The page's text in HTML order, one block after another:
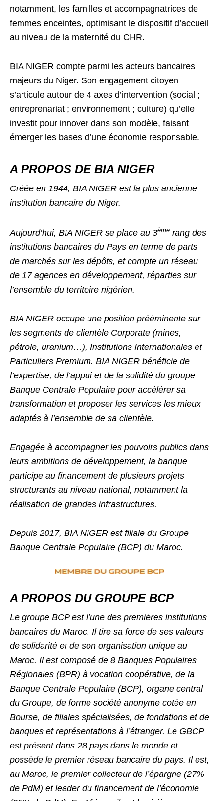
notamment, les familles et accompagnatrices de
femmes enceintes, optimisant le dispositif d’accueil
au niveau de la maternité du CHR.
BIA NIGER compte parmi les acteurs bancaires
majeurs du Niger. Son engagement citoyen
s’articule autour de 4 axes d’intervention (social ;
entreprenariat ; environnement ; culture) qu’elle
investit pour innover dans son modèle, faisant
émerger les bases d’une économie responsable.
A PROPOS DE BIA NIGER
Créée en 1944, BIA NIGER est la plus ancienne
institution bancaire du Niger.
Aujourd’hui, BIA NIGER se place au 3ème rang des
institutions bancaires du Pays en terme de parts
de marchés sur les dépôts, et compte un réseau
de 17 agences en développement, réparties sur
l’ensemble du territoire nigérien.
BIA NIGER occupe une position prééminente sur
les segments de clientèle Corporate (mines,
pétrole, uranium…), Institutions Internationales et
Particuliers Premium. BIA NIGER bénéficie de
l’expertise, de l’appui et de la solidité du groupe
Banque Centrale Populaire pour accélérer sa
transformation et proposer les services les mieux
adaptés à l’ensemble de sa clientèle.
Engagée à accompagner les pouvoirs publics dans
leurs ambitions de développement, la banque
participe au financement de plusieurs projets
structurants au niveau national, notamment la
réalisation de grandes infrastructures.
Depuis 2017, BIA NIGER est filiale du Groupe
Banque Centrale Populaire (BCP) du Maroc.
A PROPOS DU GROUPE BCP
Le groupe BCP est l’une des premières institutions
bancaires du Maroc. Il tire sa force de ses valeurs
de solidarité et de son organisation unique au
Maroc. Il est composé de 8 Banques Populaires
Régionales (BPR) à vocation coopérative, de la
Banque Centrale Populaire (BCP), organe central
du Groupe, de forme société anonyme cotée en
Bourse, de filiales spécialisées, de fondations et de
banques et représentations à l’étranger. Le GBCP
est présent dans 28 pays dans le monde et
possède le premier réseau bancaire du pays. Il est,
au Maroc, le premier collecteur de l’épargne (27%
de PdM) et leader du financement de l’économie